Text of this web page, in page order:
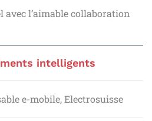
avec l’aimable collaboration
intelligents
e-mobile, Electrosuisse